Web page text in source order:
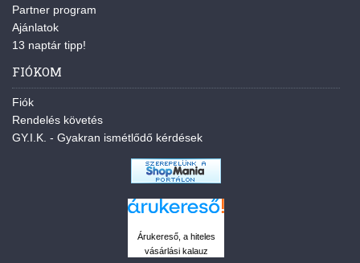
Partner program
Ajánlatok
13 naptár tipp!
FIÓKOM
Fiók
Rendelés követés
GY.I.K. - Gyakran ismétlődő kérdések
Árukereső, a hiteles
vásárlási kalauz